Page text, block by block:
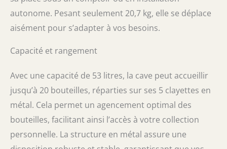
design discret, cette cave à vin avec porte en
verre s'intègre facilement sous un comptoir
ou sur un bureau, apportant une touche
espaces comme la cuisine ou le bureau.
autonome. Pesant seulement 20,7 kg, elle se déplace
aisément pour s’adapter à vos besoins.
Capacité et rangement
Avec une capacité de 53 litres, la cave peut accueillir
jusqu’à 20 bouteilles, réparties sur ses 5 clayettes en
métal. Cela permet un agencement optimal des
bouteilles, facilitant ainsi l’accès à votre collection
personnelle. La structure en métal assure une